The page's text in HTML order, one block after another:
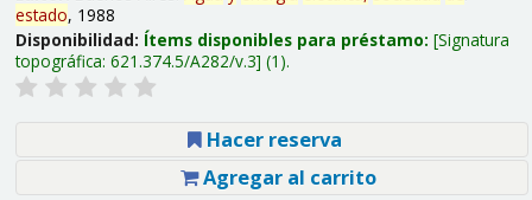
estado, 1988
Disponibilidad: Ítems disponibles para préstamo: Signatura
topográfica: 621.374.5/A282/v.3 (1).
Hacer reserva
Agregar al carrito